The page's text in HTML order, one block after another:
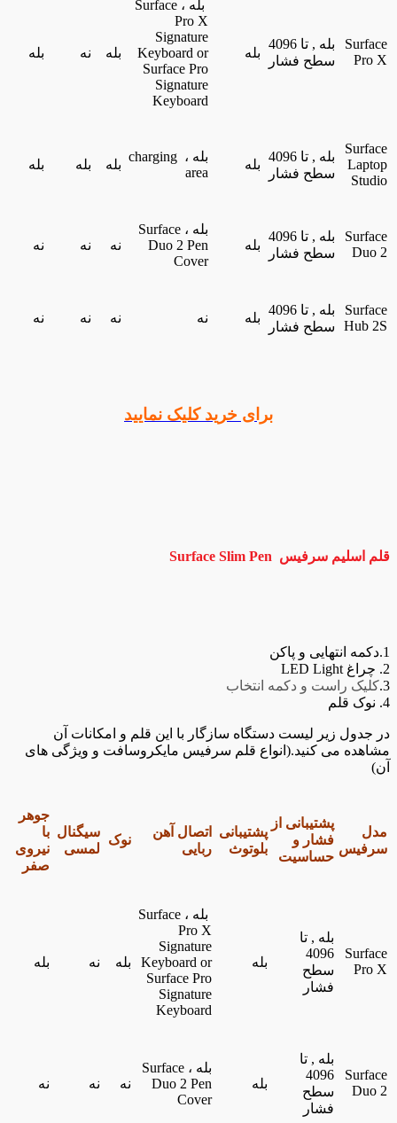
Surface
Pro X
بله , تا 4096
سطح فشار
بله
بله ، Surface
Pro X
Signature
Keyboard or
Surface Pro
Signature
Keyboard
بله نه بله
Surface
Laptop
Studio
بله , تا 4096
سطح فشار
بله
بله ، charging
area
بله بله بله
Surface
Duo 2
بله , تا 4096
سطح فشار
بله
بله ، Surface
Duo 2 Pen
Cover
نه نه نه
Surface
Hub 2S
بله , تا 4096
سطح فشار
بله نه نه نه نه
برای خرید کلیک نمایید
قلم اسلیم سرفیس Surface Slim Pen
1.دکمه انتهایی و پاکن
2. چراغ LED Light
3. کلیک راست و دکمه انتخاب
4. نوک قلم
در جدول زیر لیست دستگاه سازگار با این قلم و امکانات آن
مشاهده می کنید.(انواع قلم سرفیس مایکروسافت و ویژگی های
آن)
مدل
سرفیس
پشتیبانی از
فشار و
حساسیت
پشتیبانی
بلوتوث
اتصال آهن
ربایی
نوک
سیگنال
لمسی
جوهر
با
نیروی
صفر
Surface
Pro X
بله , تا
4096
سطح
فشار
بله
بله ، Surface
Pro X
Signature
Keyboard or
Surface Pro
Signature
Keyboard
بله نه بله
Surface
Duo 2
بله , تا
4096
سطح
فشار
بله
بله ، Surface
Duo 2 Pen
Cover
نه نه نه